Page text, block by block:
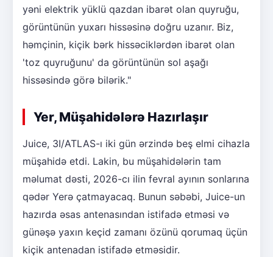
yəni elektrik yüklü qazdan ibarət olan quyruğu,
görüntünün yuxarı hissəsinə doğru uzanır. Biz,
həmçinin, kiçik bərk hissəciklərdən ibarət olan
'toz quyruğunu' da görüntünün sol aşağı
hissəsində görə bilərik."
Yer, Müşahidələrə Hazırlaşır
Juice, 3I/ATLAS-ı iki gün ərzində beş elmi cihazla
müşahidə etdi. Lakin, bu müşahidələrin tam
məlumat dəsti, 2026-cı ilin fevral ayının sonlarına
qədər Yerə çatmayacaq. Bunun səbəbi, Juice-un
hazırda əsas antenasından istifadə etməsi və
günəşə yaxın keçid zamanı özünü qorumaq üçün
kiçik antenadan istifadə etməsidir.